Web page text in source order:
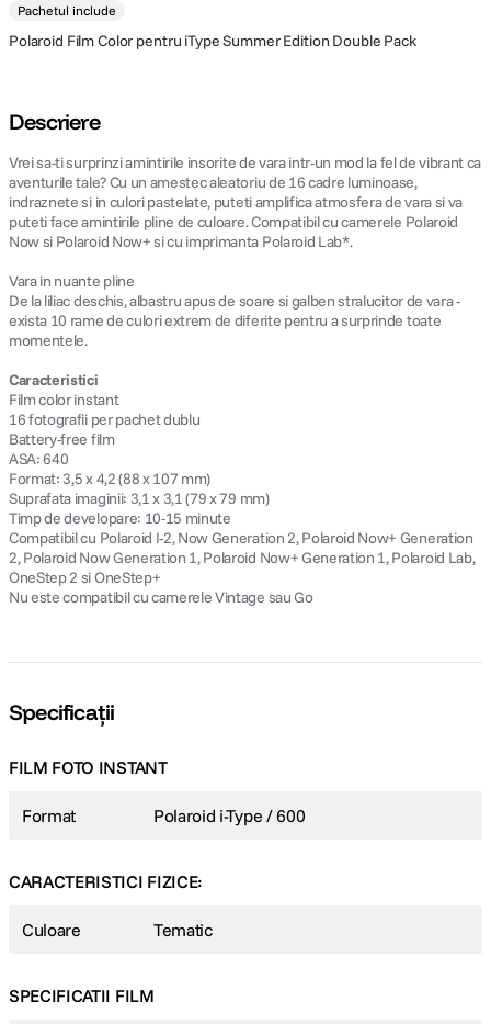
Pachetul include
Polaroid Film Color pentru iType Summer Edition Double Pack
Descriere
Vrei sa-ti surprinzi amintirile insorite de vara intr-un mod la fel de vibrant ca
aventurile tale? Cu un amestec aleatoriu de 16 cadre luminoase,
indraznete si in culori pastelate, puteti amplifica atmosfera de vara si va
puteti face amintirile pline de culoare. Compatibil cu camerele Polaroid
Now si Polaroid Now+ si cu imprimanta Polaroid Lab*.
Vara in nuante pline
De la liliac deschis, albastru apus de soare si galben stralucitor de vara -
exista 10 rame de culori extrem de diferite pentru a surprinde toate
momentele.
Caracteristici
Film color instant
16 fotografii per pachet dublu
Battery-free film
ASA: 640
Format: 3,5 x 4,2 (88 x 107 mm)
Suprafata imaginii: 3,1 x 3,1 (79 x 79 mm)
Timp de developare: 10-15 minute
Compatibil cu Polaroid I-2, Now Generation 2, Polaroid Now+ Generation
2, Polaroid Now Generation 1, Polaroid Now+ Generation 1, Polaroid Lab,
OneStep 2 si OneStep+
Nu este compatibil cu camerele Vintage sau Go
Specificații
FILM FOTO INSTANT
Format Polaroid i-Type / 600
CARACTERISTICI FIZICE:
Culoare Tematic
SPECIFICATII FILM